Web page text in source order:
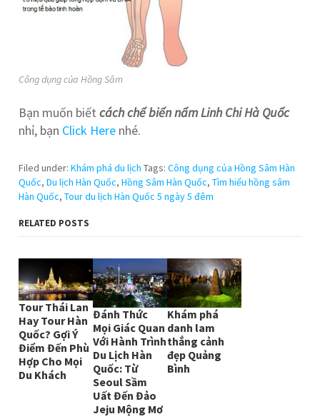
Công dụng của Hồng Sâm
Bạn muốn biếtcách chế biến nấm Linh Chi Hà Quốc
nhỉ, bạn Click Here nhé.
Filed under:Khám phá du lịch Tags:Công dụng của Hồng Sâm Hàn
Quốc,Du lịch Hàn Quốc,Hồng Sâm Hàn Quốc,Tìm hiểu hồng sâm
Hàn Quốc,Tour du lịch Hàn Quốc 5 ngày 5 đêm
RELATED POSTS
Tour Thái Lan
Hay Tour Hàn
Quốc? Gợi Ý
Điểm Đến Phù
Hợp Cho Mọi
Du Khách
Đánh Thức
Mọi Giác Quan
Với Hành Trình
Du Lịch Hàn
Quốc: Từ
Seoul Sầm
Uất Đến Đảo
Jeju Mộng Mơ
Khám phá
danh lam
thắng cảnh
đẹp Quảng
Bình